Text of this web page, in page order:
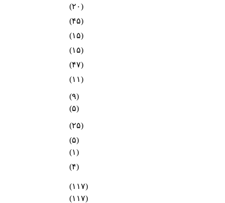
(۲۰)
(۴۵)
(۱۵)
(۱۵)
(۴۷)
(۱۱)
(۹)
(۵)
(۲۵)
(۵)
(۱)
(۴)
(۱۱۷)
(۱۱۷)